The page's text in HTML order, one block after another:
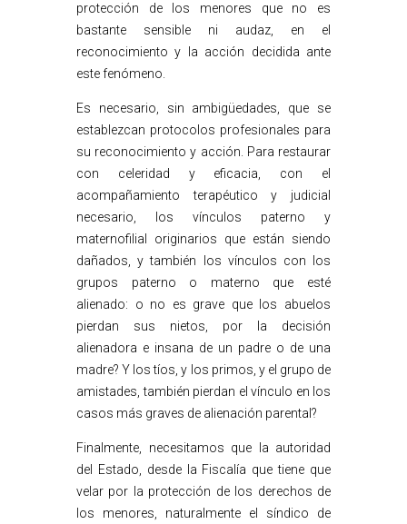
protección de los menores que no es
bastante sensible ni audaz, en el
reconocimiento y la acción decidida ante
este fenómeno.
Es necesario, sin ambigüedades, que se
establezcan protocolos profesionales para
su reconocimiento y acción. Para restaurar
con celeridad y eficacia, con el
acompañamiento terapéutico y judicial
necesario, los vínculos paterno y
maternofilial originarios que están siendo
dañados, y también los vínculos con los
grupos paterno o materno que esté
alienado: o no es grave que los abuelos
pierdan sus nietos, por la decisión
alienadora e insana de un padre o de una
madre? Y los tíos, y los primos, y el grupo de
amistades, también pierdan el vínculo en los
casos más graves de alienación parental?
Finalmente, necesitamos que la autoridad
del Estado, desde la Fiscalía que tiene que
velar por la protección de los derechos de
los menores, naturalmente el síndico de